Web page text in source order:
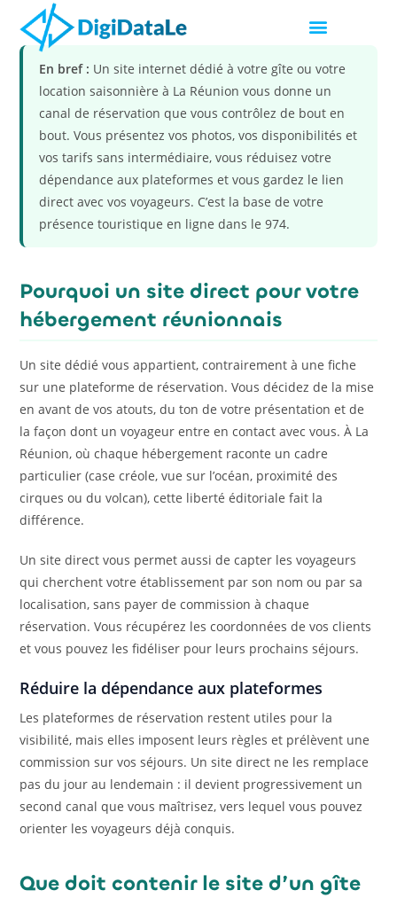
En bref : Un site internet dédié à votre gîte ou votre
location saisonnière à La Réunion vous donne un
canal de réservation que vous contrôlez de bout en
bout. Vous présentez vos photos, vos disponibilités et
vos tarifs sans intermédiaire, vous réduisez votre
dépendance aux plateformes et vous gardez le lien
direct avec vos voyageurs. C’est la base de votre
présence touristique en ligne dans le 974.
Pourquoi un site direct pour votre
hébergement réunionnais
Un site dédié vous appartient, contrairement à une fiche
sur une plateforme de réservation. Vous décidez de la mise
en avant de vos atouts, du ton de votre présentation et de
la façon dont un voyageur entre en contact avec vous. À La
Réunion, où chaque hébergement raconte un cadre
particulier (case créole, vue sur l’océan, proximité des
cirques ou du volcan), cette liberté éditoriale fait la
différence.
Un site direct vous permet aussi de capter les voyageurs
qui cherchent votre établissement par son nom ou par sa
localisation, sans payer de commission à chaque
réservation. Vous récupérez les coordonnées de vos clients
et vous pouvez les fidéliser pour leurs prochains séjours.
Réduire la dépendance aux plateformes
Les plateformes de réservation restent utiles pour la
visibilité, mais elles imposent leurs règles et prélèvent une
commission sur vos séjours. Un site direct ne les remplace
pas du jour au lendemain : il devient progressivement un
second canal que vous maîtrisez, vers lequel vous pouvez
orienter les voyageurs déjà conquis.
Que doit contenir le site d’un gîte